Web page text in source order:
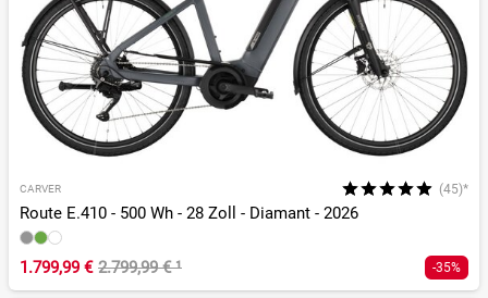
CARVER (45)*
Route E.410 - 500 Wh - 28 Zoll - Diamant - 2026
1.799,99 € 2.799,99 €¹ -35%